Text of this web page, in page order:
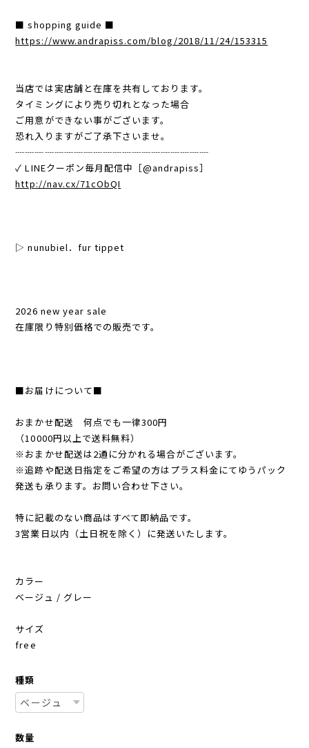
■ shopping guide ■
https://www.andrapiss.com/blog/2018/11/24/153315
当店では実店舗と在庫を共有しております。
タイミングにより売り切れとなった場合
ご用意ができない事がございます。
恐れ入りますがご了承下さいませ。
┈┈┈┈┈┈┈┈┈┈┈┈┈┈┈┈┈┈┈┈
✓ LINEクーポン毎月配信中［@andrapiss］
http://nav.cx/71cObQI
▷ nunubiel．fur tippet
2026 new year sale
在庫限り特別価格での販売です。
■お届けについて■
おまかせ配送 何点でも一律300円
（10000円以上で送料無料）
※おまかせ配送は2通に分かれる場合がございます。
※追跡や配送日指定をご希望の方はプラス料金にてゆうパック
発送も承ります。お問い合わせ下さい。
特に記載のない商品はすべて即納品です。
3営業日以内（土日祝を除く）に発送いたします。
カラー
ベージュ / グレー
サイズ
free
種類
数量